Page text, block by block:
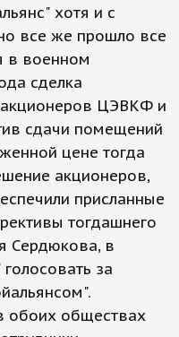
хотя и с
все же прошло все
в военном
сделка
акционеров ЦЭВКФ и
сдачи помещений
цене тогда
акционеров,
присланные
тогдашнего
Сердюкова, в
за
обоих обществах